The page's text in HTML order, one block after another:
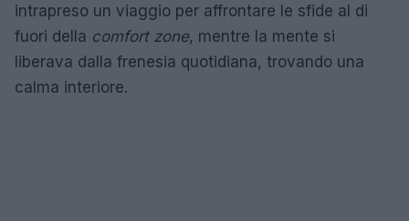
intrapreso un viaggio per affrontare le sfide al di
fuori della comfort zone, mentre la mente si
liberava dalla frenesia quotidiana, trovando una
calma interiore.